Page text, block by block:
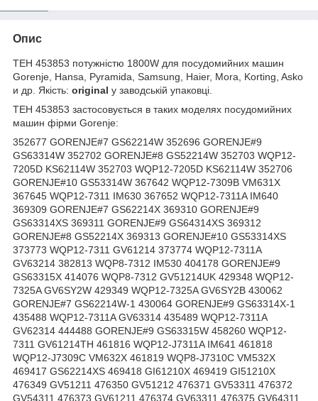
Опис
ТЕН 453853 потужністю 1800W для посудомийних машин
Gorenje, Hansa, Pyramida, Samsung, Haier, Mora, Korting, Asko
и др. Якість: original у заводській упаковці.
ТЕН 453853 застосовується в таких моделях посудомийних
машин фірми Gorenje:
352677 GORENJE#7 GS62214W 352696 GORENJE#9
GS63314W 352702 GORENJE#8 GS52214W 352703 WQP12-
7205D KS62114W 352703 WQP12-7205D KS62114W 352706
GORENJE#10 GS53314W 367642 WQP12-7309B VM631X
367645 WQP12-7311 IM630 367652 WQP12-7311A IM640
369309 GORENJE#7 GS62214X 369310 GORENJE#9
GS63314XS 369311 GORENJE#9 GS64314XS 369312
GORENJE#8 GS52214X 369313 GORENJE#10 GS53314XS
373773 WQP12-7311 GV61214 373774 WQP12-7311A
GV63214 382813 WQP8-7312 IM530 404178 GORENJE#9
GS63315X 414076 WQP8-7312 GV51214UK 429348 WQP12-
7325A GV6SY2W 429349 WQP12-7325A GV6SY2B 430062
GORENJE#7 GS62214W-1 430064 GORENJE#9 GS63314X-1
435488 WQP12-7311A GV63314 435489 WQP12-7311A
GV62314 444488 GORENJE#9 GS63315W 458260 WQP12-
7311 GV61214TH 461816 WQP12-J7311A IM641 461818
WQP12-J7309C VM632X 461819 WQP8-J7310C VM532X
469417 GS62214XS 469418 GI61210X 469419 GI51210X
476349 GV51211 476350 GV51212 476371 GV53311 476372
GV54311 476373 GV61211 476374 GV63311 476375 GV64311